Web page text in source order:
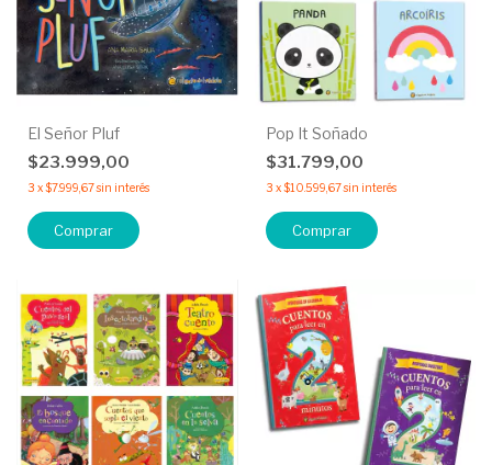
El Señor Pluf
$23.999,00
3 x$7.999,67sin interés
Pop It Soñado
$31.799,00
3 x$10.599,67sin interés
Comprar